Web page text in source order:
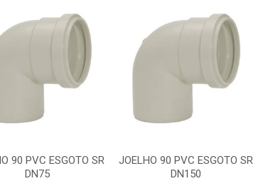
90 PVC ESGOTO SR
DN75
JOELHO 90 PVC ESGOTO SR
DN150